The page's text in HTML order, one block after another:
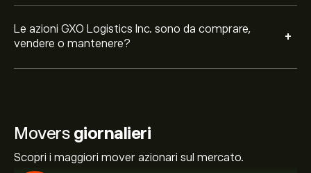
Le azioni GXO Logistics Inc. sono da comprare,
vendere o mantenere?
+
Movers giornalieri
Scopri i maggiori mover azionari sul mercato.